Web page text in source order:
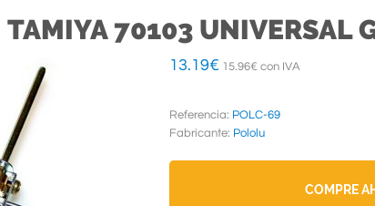
TAMIYA 70103 UNIVERSAL
13.19€ 15.96€ con IVA
Referencia: POLC-69
Fabricante: Pololu
COMPRE